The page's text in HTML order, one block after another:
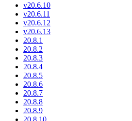
v20.6.10
v20.6.11
v20.6.12
v20.6.13
20.8.1
20.8.2
20.8.3
20.8.4
20.8.5
20.8.6
20.8.7
20.8.8
20.8.9
20.8.10